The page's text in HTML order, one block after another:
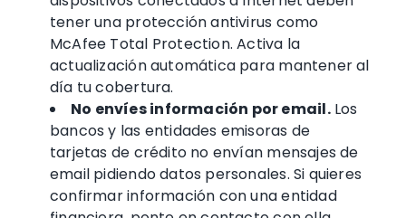
tener una protecciónantivirus como
McAfee Total Protection. Activa la
actualización automática para mantener al
día tu cobertura.
No envíes información por email.Los
bancos y las entidades emisoras de
tarjetas de crédito no envían mensajes de
email pidiendodatos personales. Si quieres
confirmar información con unaentidad